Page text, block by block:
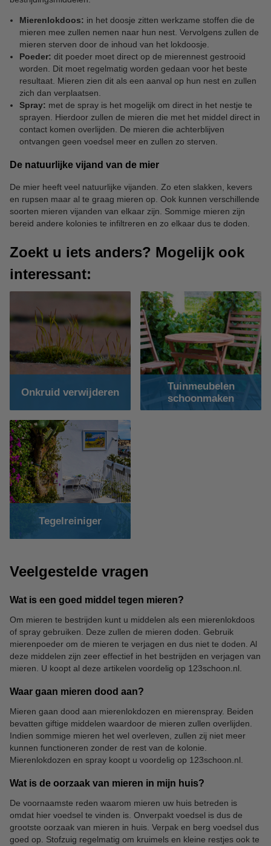
Mierenlokdoos: in het doosje zitten werkzame stoffen die de
mieren mee zullen nemen naar hun nest. Vervolgens zullen de
mieren sterven door de inhoud van het lokdoosje.
Poeder: dit poeder moet direct op de mierennest gestrooid
worden. Dit moet regelmatig worden gedaan voor het beste
resultaat. Mieren zien dit als een aanval op hun nest en zullen
zich dan verplaatsen.
Spray: met de spray is het mogelijk om direct in het nestje te
sprayen. Hierdoor zullen de mieren die met het middel direct in
contact komen overlijden. De mieren die achterblijven
ontvangen geen voedsel meer en zullen zo sterven.
De natuurlijke vijand van de mier
De mier heeft veel natuurlijke vijanden. Zo eten slakken, kevers
en rupsen maar al te graag mieren op. Ook kunnen verschillende
soorten mieren vijanden van elkaar zijn. Sommige mieren zijn
bereid andere kolonies te infiltreren en zo elkaar dus te doden.
Zoekt u iets anders? Mogelijk ook
interessant:
Onkruid verwijderen
Tuinmeubelen
schoonmaken
Tegelreiniger
Veelgestelde vragen
Wat is een goed middel tegen mieren?
Om mieren te bestrijden kunt u middelen als een mierenlokdoos
of spray gebruiken. Deze zullen de mieren doden. Gebruik
mierenpoeder om de mieren te verjagen en dus niet te doden. Al
deze middelen zijn zeer effectief in het bestrijden en verjagen van
mieren. U koopt al deze artikelen voordelig op 123schoon.nl.
Waar gaan mieren dood aan?
Mieren gaan dood aan mierenlokdozen en mierenspray. Beiden
bevatten giftige middelen waardoor de mieren zullen overlijden.
Indien sommige mieren het wel overleven, zullen zij niet meer
kunnen functioneren zonder de rest van de kolonie.
Mierenlokdozen en spray koopt u voordelig op 123schoon.nl.
Wat is de oorzaak van mieren in mijn huis?
De voornaamste reden waarom mieren uw huis betreden is
omdat hier voedsel te vinden is. Onverpakt voedsel is dus de
grootste oorzaak van mieren in huis. Verpak en berg voedsel dus
goed op. Stofzuig regelmatig om kruimels en kleine restjes ook te